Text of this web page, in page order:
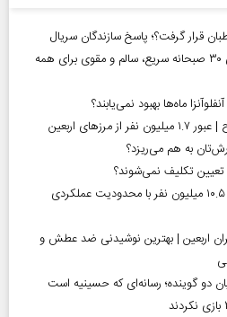
قرار گرفت؟؛ پاسخ سازندگان سریال
صبحانه چی درست کنم؟ معرفی ۳۰ صبحانه سریع، سالم و مقوی برای همه
ماه‌ها بهبود نمی‌یابند؟
به هم می‌ریزد؟
تعیین تکلیف نمی‌شوند؟
آمار معلولیت در ایران | بیش از ۱۰.۵ میلیون نفر با محدودیت عملکردی
اربعین | بهترین نوشیدنی ضد عطش و
دو گوینده؛ رسانه‌ای که حسینیه است